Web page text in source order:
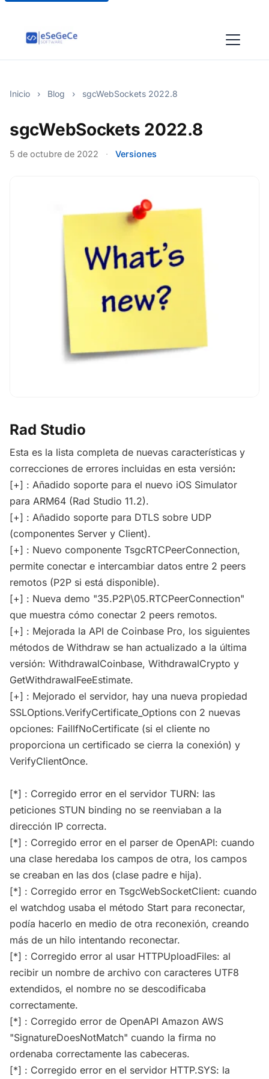
Inicio › Blog › sgcWebSockets 2022.8
sgcWebSockets 2022.8
5 de octubre de 2022 · Versiones
Rad Studio
Esta es la lista completa de nuevas características y
correcciones de errores incluidas en esta versión:
[+] : Añadido soporte para el nuevo iOS Simulator
para ARM64 (Rad Studio 11.2).
[+] : Añadido soporte para DTLS sobre UDP
(componentes Server y Client).
[+] : Nuevo componente TsgcRTCPeerConnection,
permite conectar e intercambiar datos entre 2 peers
remotos (P2P si está disponible).
[+] : Nueva demo "35.P2P\05.RTCPeerConnection"
que muestra cómo conectar 2 peers remotos.
[+] : Mejorada la API de Coinbase Pro, los siguientes
métodos de Withdraw se han actualizado a la última
versión: WithdrawalCoinbase, WithdrawalCrypto y
GetWithdrawalFeeEstimate.
[+] : Mejorado el servidor, hay una nueva propiedad
SSLOptions.VerifyCertificate_Options con 2 nuevas
opciones: FailIfNoCertificate (si el cliente no
proporciona un certificado se cierra la conexión) y
VerifyClientOnce.
[*] : Corregido error en el servidor TURN: las
peticiones STUN binding no se reenviaban a la
dirección IP correcta.
[*] : Corregido error en el parser de OpenAPI: cuando
una clase heredaba los campos de otra, los campos
se creaban en las dos (clase padre e hija).
[*] : Corregido error en TsgcWebSocketClient: cuando
el watchdog usaba el método Start para reconectar,
podía hacerlo en medio de otra reconexión, creando
más de un hilo intentando reconectar.
[*] : Corregido error al usar HTTPUploadFiles: al
recibir un nombre de archivo con caracteres UTF8
extendidos, el nombre no se descodificaba
correctamente.
[*] : Corregido error de OpenAPI Amazon AWS
"SignatureDoesNotMatch" cuando la firma no
ordenaba correctamente las cabeceras.
[*] : Corregido error en el servidor HTTP.SYS: la